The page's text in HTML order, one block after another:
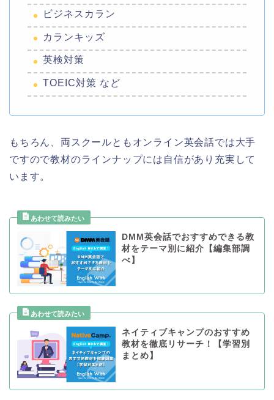
ビジネスカラン
カランキッズ
英検対策
TOEIC対策 など
もちろん、両スクールともオンライン英会話では大手
ですので教材のラインナップには自信があり充実して
います。
DMM英会話でおすすめできる教
材をテーマ別に紹介【編集部調
べ】
ネイティブキャンプのおすすめ
教材を徹底リサーチ！【学習別
まとめ】